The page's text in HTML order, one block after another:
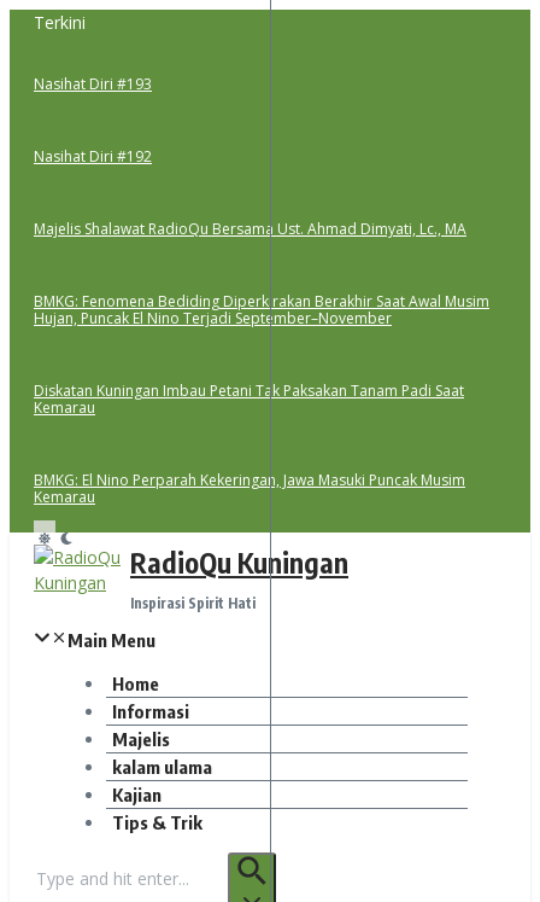
Lewati
Terkini
Nasihat Diri #193
Nasihat Diri #192
Majelis Shalawat RadioQu Bersama Ust. Ahmad Dimyati, Lc., MA
BMKG: Fenomena Bediding Diperkirakan Berakhir Saat Awal Musim
Hujan, Puncak El Nino Terjadi September–November
Diskatan Kuningan Imbau Petani Tak Paksakan Tanam Padi Saat
Kemarau
BMKG: El Nino Perparah Kekeringan, Jawa Masuki Puncak Musim
Kemarau
RadioQu Kuningan
Inspirasi Spirit Hati
Main Menu
Home
Informasi
Majelis
kalam ulama
Kajian
Tips & Trik
untuk: